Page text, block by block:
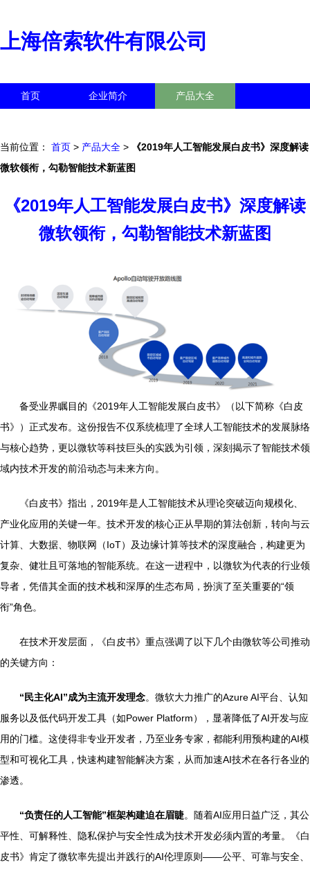
上海倍索软件有限公司
首页 企业简介 产品大全
当前位置： 首页 > 产品大全 >
《2019年人工智能发展白皮书》深度解读
微软领衔，勾勒智能技术新蓝图
《2019年人工智能发展白皮书》深度解读
微软领衔，勾勒智能技术新蓝图
备受业界瞩目的《2019年人工智能发展白皮书》（以下简称《白皮
书》）正式发布。这份报告不仅系统梳理了全球人工智能技术的发展脉络
与核心趋势，更以微软等科技巨头的实践为引领，深刻揭示了智能技术领
域内技术开发的前沿动态与未来方向。
《白皮书》指出，2019年是人工智能技术从理论突破迈向规模化、
产业化应用的关键一年。技术开发的核心正从早期的算法创新，转向与云
计算、大数据、物联网（IoT）及边缘计算等技术的深度融合，构建更为
复杂、健壮且可落地的智能系统。在这一进程中，以微软为代表的行业领
导者，凭借其全面的技术栈和深厚的生态布局，扮演了至关重要的“领
衔”角色。
在技术开发层面，《白皮书》重点强调了以下几个由微软等公司推动
的关键方向：
“民主化AI”成为主流开发理念。微软大力推广的Azure AI平台、认知
服务以及低代码开发工具（如Power Platform），显著降低了AI开发与应
用的门槛。这使得非专业开发者，乃至业务专家，都能利用预构建的AI模
型和可视化工具，快速构建智能解决方案，从而加速AI技术在各行各业的
渗透。
“负责任的人工智能”框架构建迫在眉睫。随着AI应用日益广泛，其公
平性、可解释性、隐私保护与安全性成为技术开发必须内置的考量。《白
皮书》肯定了微软率先提出并践行的AI伦理原则——公平、可靠与安全、